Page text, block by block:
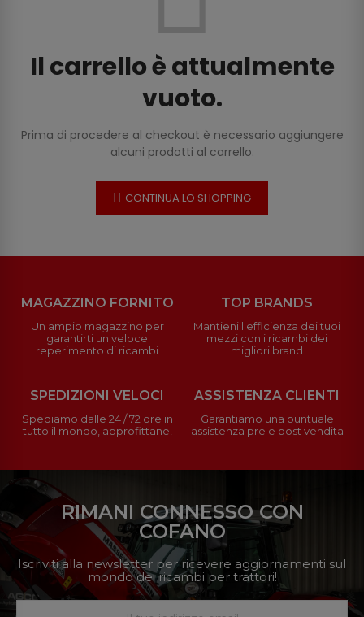
Il carrello è attualmente
vuoto.
Prima di procedere al checkout è necessario aggiungere
alcuni prodotti al carrello.
CONTINUA LO SHOPPING
MAGAZZINO FORNITO
Un ampio magazzino per
garantirti un veloce
reperimento di ricambi
TOP BRANDS
Mantieni l'efficienza dei tuoi
mezzi con i ricambi dei
migliori brand
SPEDIZIONI VELOCI
Spediamo dalle 24 / 72 ore in
tutto il mondo, approfittane!
ASSISTENZA CLIENTI
Garantiamo una puntuale
assistenza pre e post vendita
RIMANI CONNESSO CON
COFANO
Iscriviti alla newsletter per ricevere aggiornamenti sul
mondo dei ricambi per trattori!